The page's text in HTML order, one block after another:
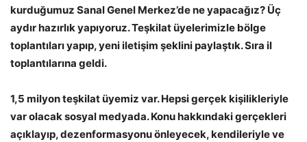
kurduğumuz Sanal Genel Merkez’de ne yapacağız? Üç
aydır hazırlık yapıyoruz. Teşkilat üyelerimizle bölge
toplantıları yapıp, yeni iletişim şeklini paylaştık. Sıra il
toplantılarına geldi.
1,5 milyon teşkilat üyemiz var. Hepsi gerçek kişilikleriyle
var olacak sosyal medyada. Konu hakkındaki gerçekleri
açıklayıp, dezenformasyonu önleyecek, kendileriyle ve